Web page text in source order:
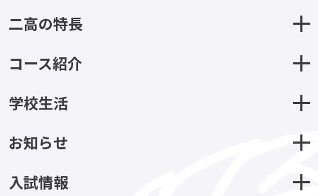
二高の特長
コース紹介
学校生活
お知らせ
入試情報